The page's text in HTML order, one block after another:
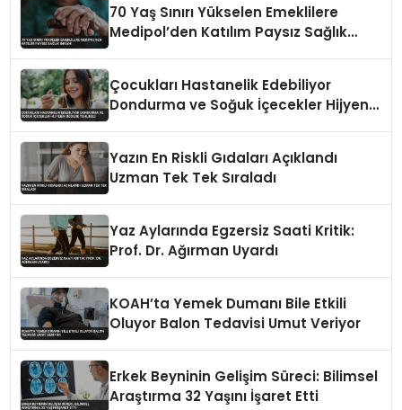
70 Yaş Sınırı Yükselen Emeklilere
Medipol’den Katılım Paysız Sağlık
Çocukları Hastanelik Edebiliyor
Dondurma ve Soğuk İçecekler Hijyenik
Yazın En Riskli Gıdaları Açıklandı
Uzman Tek Tek Sıraladı
Yaz Aylarında Egzersiz Saati Kritik:
Prof. Dr. Ağırman Uyardı
KOAH’ta Yemek Dumanı Bile Etkili
Oluyor Balon Tedavisi Umut Veriyor
Erkek Beyninin Gelişim Süreci: Bilimsel
Araştırma 32 Yaşını İşaret Etti